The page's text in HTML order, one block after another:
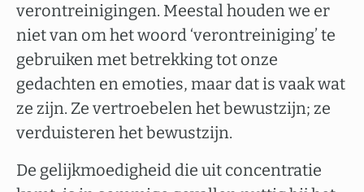
verontreinigingen. Meestal houden we er
niet van om het woord ‘verontreiniging’ te
gebruiken met betrekking tot onze
gedachten en emoties, maar dat is vaak wat
ze zijn. Ze vertroebelen het bewustzijn; ze
verduisteren het bewustzijn.
De gelijkmoedigheid die uit concentratie